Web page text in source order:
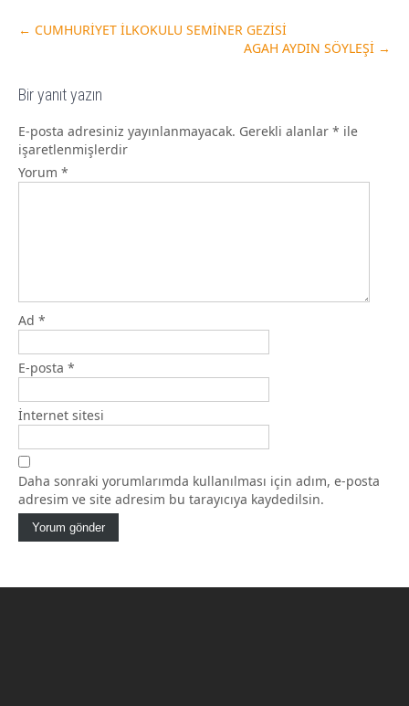
← CUMHURİYET İLKOKULU SEMİNER GEZİSİ
AGAH AYDIN SÖYLEŞİ →
Bir yanıt yazın
E-posta adresiniz yayınlanmayacak. Gerekli alanlar * ile
işaretlenmişlerdir
Yorum *
Ad *
E-posta *
İnternet sitesi
Daha sonraki yorumlarımda kullanılması için adım, e-posta
adresim ve site adresim bu tarayıcıya kaydedilsin.